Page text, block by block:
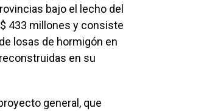
bajo el lecho del
433 millones y consiste
losas de hormigón en
en su
general, que